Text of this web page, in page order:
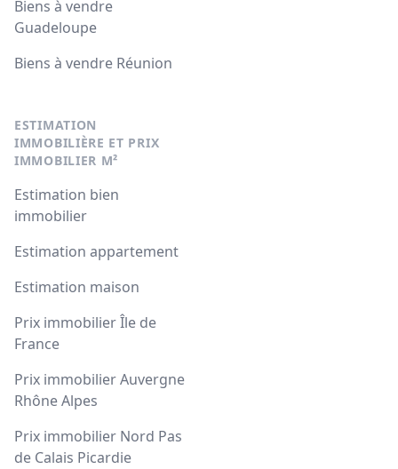
Biens à vendre
Guadeloupe
Biens à vendre Réunion
ESTIMATION
IMMOBILIÈRE ET PRIX
IMMOBILIER M²
Estimation bien
immobilier
Estimation appartement
Estimation maison
Prix immobilier Île de
France
Prix immobilier Auvergne
Rhône Alpes
Prix immobilier Nord Pas
de Calais Picardie